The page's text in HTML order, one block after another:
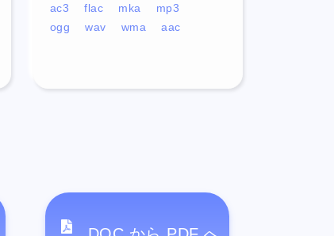
ac3 flac mka
mp3
ogg
wav wma aac